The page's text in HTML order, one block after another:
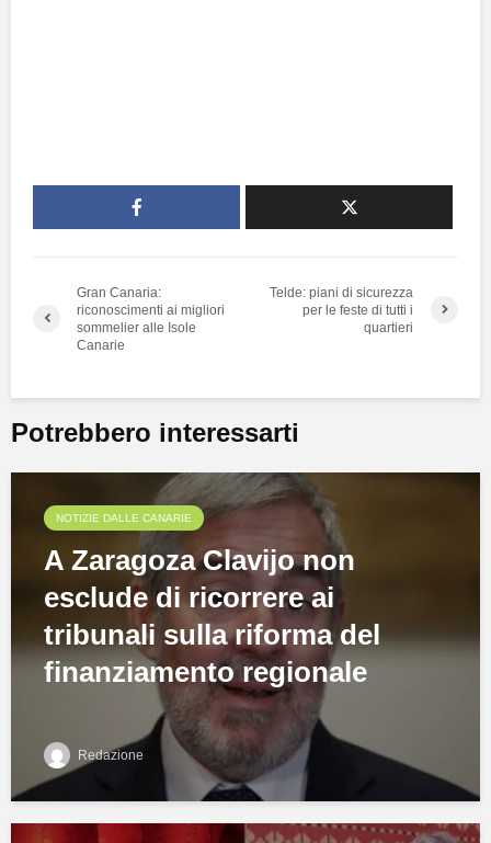
Gran Canaria:
riconoscimenti ai migliori
sommelier alle Isole
Canarie
Telde: piani di sicurezza
per le feste di tutti i
quartieri
Potrebbero interessarti
NOTIZIE DALLE CANARIE
A Zaragoza Clavijo non
esclude di ricorrere ai
tribunali sulla riforma del
finanziamento regionale
Redazione